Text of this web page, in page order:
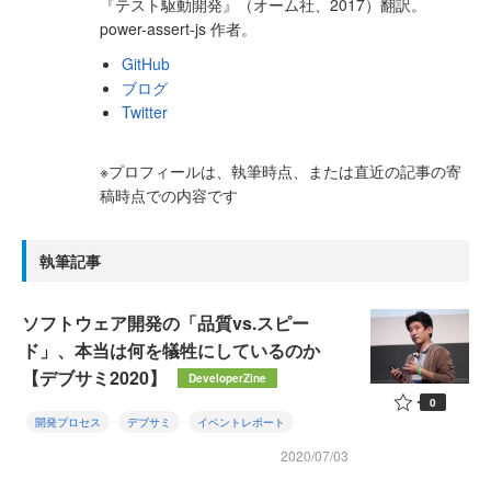
『テスト駆動開発』（オーム社、2017）翻訳。
power-assert-js 作者。
GitHub
ブログ
Twitter
※プロフィールは、執筆時点、または直近の記事の寄
稿時点での内容です
執筆記事
ソフトウェア開発の「品質vs.スピー
ド」、本当は何を犠牲にしているのか
【デブサミ2020】
DeveloperZine
開発プロセス デブサミ イベントレポート
2020/07/03
0